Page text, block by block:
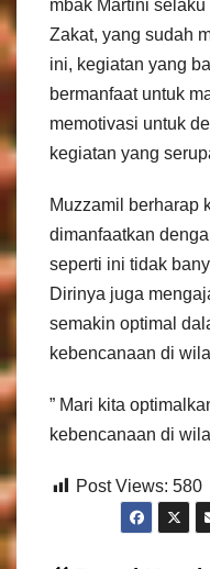
mbak Martini
Zakat, yang sudah
ini, kegiatan yang
bermanfaat untuk
memotivasi untuk
kegiatan yang
Muzzamil berharap
dimanfaatkan
seperti ini tidak
Dirinya juga
semakin optimal
kebencanaan di
” Mari kita
kebencanaan di
Post Views: 580